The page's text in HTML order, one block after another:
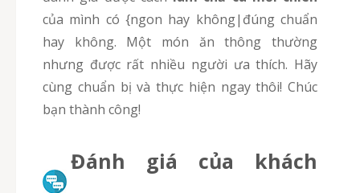
của mình có {ngon hay không|đúng chuẩn
hay không. Một món ăn thông thường
nhưng được rất nhiều người ưa thích. Hãy
cùng chuẩn bị và thực hiện ngay thôi! Chúc
bạn thành công!
Đánh giá của khách